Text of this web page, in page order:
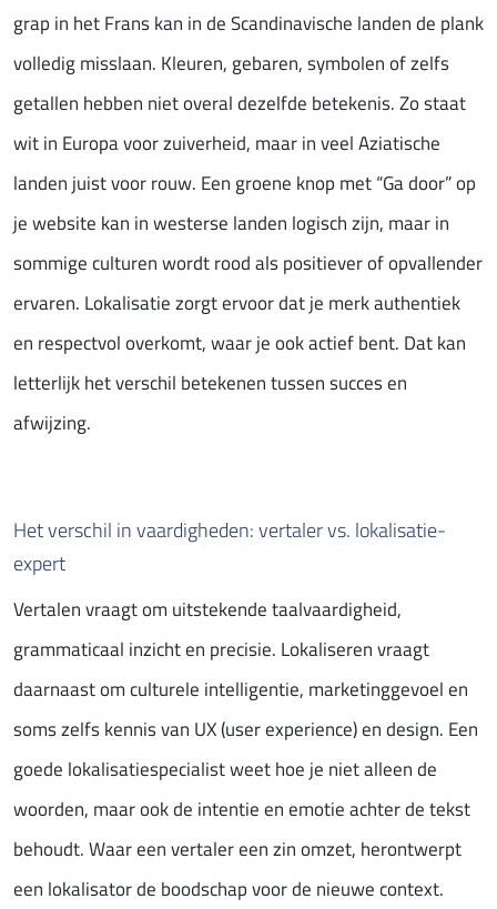
grap in het Frans kan in de Scandinavische landen de plank
volledig misslaan. Kleuren, gebaren, symbolen of zelfs
getallen hebben niet overal dezelfde betekenis. Zo staat
wit in Europa voor zuiverheid, maar in veel Aziatische
landen juist voor rouw. Een groene knop met “Ga door” op
je website kan in westerse landen logisch zijn, maar in
sommige culturen wordt rood als positiever of opvallender
ervaren. Lokalisatie zorgt ervoor dat je merk authentiek
en respectvol overkomt, waar je ook actief bent. Dat kan
letterlijk het verschil betekenen tussen succes en
afwijzing.
Het verschil in vaardigheden: vertaler vs. lokalisatie-
expert
Vertalen vraagt om uitstekende taalvaardigheid,
grammaticaal inzicht en precisie. Lokaliseren vraagt
daarnaast om culturele intelligentie, marketinggevoel en
soms zelfs kennis van UX (user experience) en design. Een
goede lokalisatiespecialist weet hoe je niet alleen de
woorden, maar ook de intentie en emotie achter de tekst
behoudt. Waar een vertaler een zin omzet, herontwerpt
een lokalisator de boodschap voor de nieuwe context.